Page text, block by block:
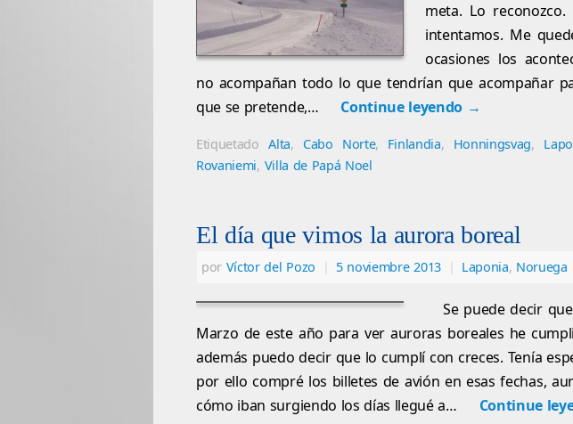
meta. Lo
intentamos. Me
ocasiones los
no acompañan todo lo que tendrían que acompañar
que se pretende,…
Continue leyendo →
EtiquetadoAlta, Cabo Norte, Finlandia, Honningsvag,
Rovaniemi, Villa de Papá Noel
El día que vimos la aurora boreal
por Víctor del Pozo 5 noviembre 2013 Laponia, Noruega
Se puede decir
Marzo de este año para ver auroras boreales he
además puedo decir que lo cumplí con creces. Tenía
por ello compré los billetes de avión en esas fechas,
cómo iban surgiendo los días llegué a…
Continue